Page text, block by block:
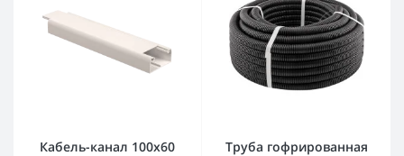
Кабель-канал 100х60
Труба гофрированная